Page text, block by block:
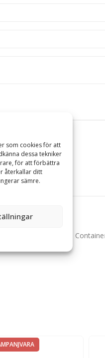
som cookies för att
dessa tekniker
för att förbättra
återkallar ditt
sämre.
kategori
eller traktor.